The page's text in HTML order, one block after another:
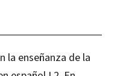
la enseñanza de la